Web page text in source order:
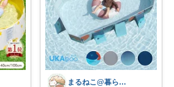
まるねこ@暮らしと子育て🐈️🌸